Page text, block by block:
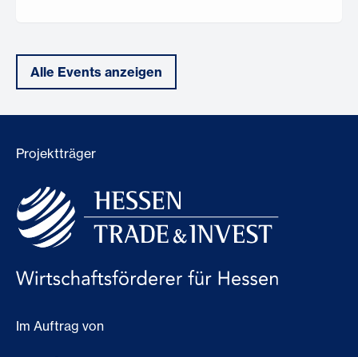
Alle Events anzeigen
Projektträger
Im Auftrag von